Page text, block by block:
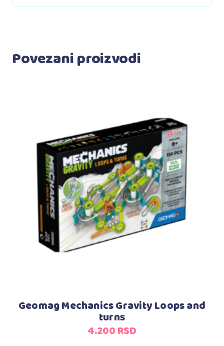
Povezani proizvodi
Dodaj u korpu
Geomag Mechanics Gravity Loops and
turns
4.200RSD